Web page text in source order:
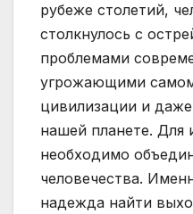
рубеже столетий,
столкнулось с
проблемами
угрожающими
цивилизации и
нашей планете. Для
необходимо
человечества.
надежда найти